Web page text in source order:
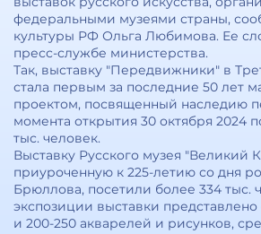
федеральными музеями страны,
культуры РФ Ольга Любимова. Ее
пресс-службе министерства.
Так, выставку "Передвижники" в
стала первым за последние 50 лет
проектом, посвященный наследию
момента открытия 30 октября 2024
тыс. человек.
Выставку Русского музея "Великий
приуроченную к 225-летию со дня
Брюллова, посетили более 334 тыс.
экспозиции выставки представлено
и 200-250 акварелей и рисунков,